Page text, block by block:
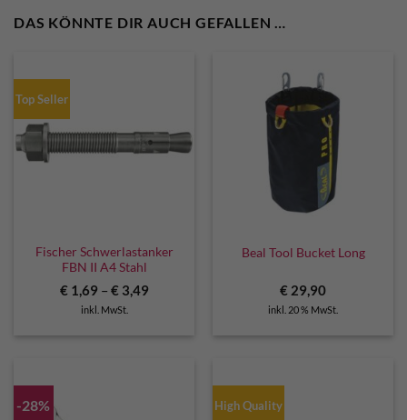
DAS KÖNNTE DIR AUCH GEFALLEN …
Top Seller
Fischer Schwerlastanker
FBN II A4 Stahl
€1,69 – €3,49
inkl. MwSt.
Beal Tool Bucket Long
€ 29,90
inkl. 20 % MwSt.
-28% High Quality